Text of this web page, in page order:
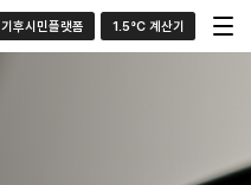
기후시민플랫폼 1.5°C 계산기